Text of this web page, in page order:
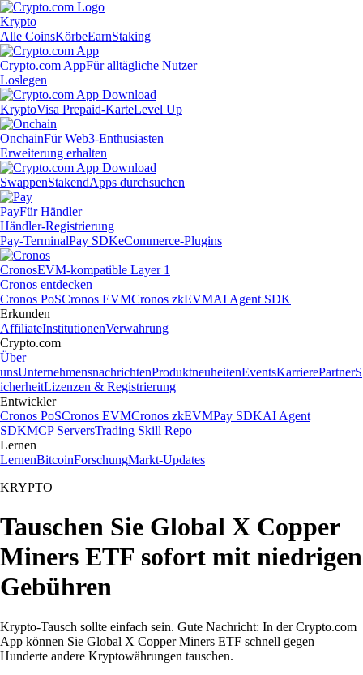
Krypto
Alle CoinsKörbeEarnStaking
Crypto.com AppFür alltägliche Nutzer
Loslegen
KryptoVisa Prepaid-KarteLevel Up
OnchainFür Web3-Enthusiasten
Erweiterung erhalten
SwappenStakendApps durchsuchen
PayFür Händler
Händler-Registrierung
Pay-TerminalPay SDKeCommerce-Plugins
CronosEVM-kompatible Layer 1
Cronos entdecken
Cronos PoSCronos EVMCronos zkEVMAI Agent SDK
Erkunden
AffiliateInstitutionenVerwahrung
Crypto.com
Über
unsUnternehmensnachrichtenProduktneuheitenEventsKarrierePartnerS
icherheitLizenzen & Registrierung
Entwickler
Cronos PoSCronos EVMCronos zkEVMPay SDKAI Agent
SDKMCP ServersTrading Skill Repo
Lernen
LernenBitcoinForschungMarkt-Updates
KRYPTO
Tauschen Sie Global X Copper
Miners ETF sofort mit niedrigen
Gebühren
Krypto-Tausch sollte einfach sein. Gute Nachricht: In der Crypto.com
App können Sie Global X Copper Miners ETF schnell gegen
Hunderte andere Kryptowährungen tauschen.